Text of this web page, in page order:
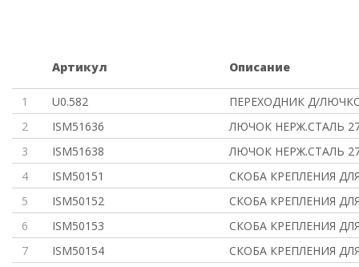
Артикул Описание
1 U0.582
ПЕРЕХОДНИК Д/
2
ISM51636
ЛЮЧОК НЕРЖ.СТАЛЬ
3
ISM51638
ЛЮЧОК НЕРЖ.СТАЛЬ
4
ISM50151
СКОБА КРЕПЛЕНИЯ
5
ISM50152
СКОБА КРЕПЛЕНИЯ
6
ISM50153
СКОБА КРЕПЛЕНИЯ
7
ISM50154
СКОБА КРЕПЛЕНИЯ